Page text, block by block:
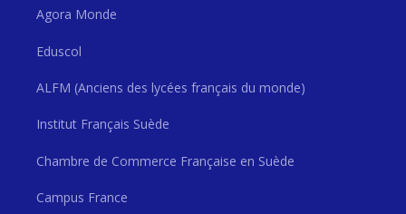
Agora Monde
Eduscol
ALFM (Anciens des lycées français du monde)
Institut Français Suède
Chambre de Commerce Française en Suède
Campus France